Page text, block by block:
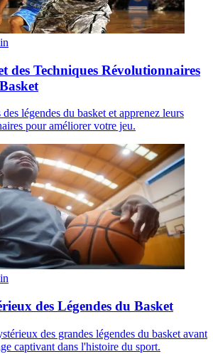
des Techniques Révolutionnaires
légendes du basket et apprenez leurs
pour améliorer votre jeu.
des Légendes du Basket
des grandes légendes du basket avant
captivant dans l'histoire du sport.